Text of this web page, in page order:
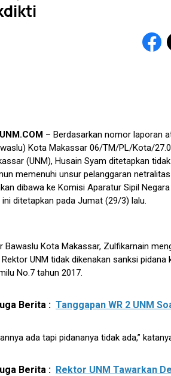
– Berdasarkan nomor laporan
Kota Makassar 06/TM/PL/Kota/
(UNM), Husain Syam ditetapkan
memenuhi unsur pelanggaran
dibawa ke Komisi Aparatur Sipil
ditetapkan pada Jumat (29/3) lalu.
Bawaslu Kota Makassar, Zulfikarnain
UNM tidak dikenakan sanksi
No.7 tahun 2017.
Berita : Tanggapan WR 2 UNM
ada tapi pidananya tidak ada,”
Berita : Rektor UNM Tawarkan